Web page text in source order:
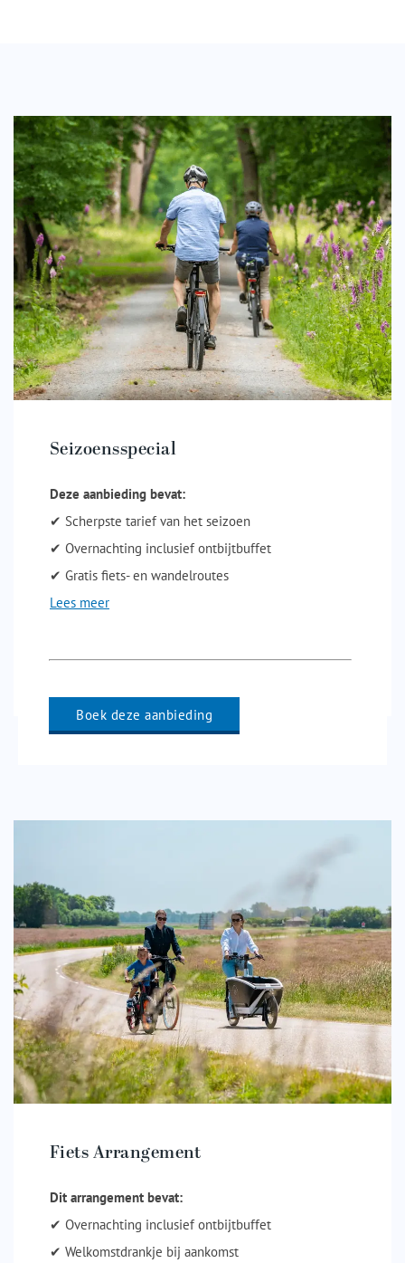
Seizoensspecial
Deze aanbieding bevat:
✔ Scherpste tarief van het seizoen
✔ Overnachting inclusief ontbijtbuffet
✔ Gratis fiets- en wandelroutes
Lees meer
Boek deze aanbieding
Fiets Arrangement
Dit arrangement bevat:
✔ Overnachting inclusief ontbijtbuffet
✔ Welkomstdrankje bij aankomst